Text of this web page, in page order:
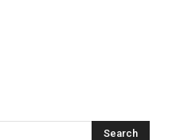
Search